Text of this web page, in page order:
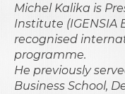
Michel Kalika is
Institute (IGENSIA
recognised
programme.
He previously
Business School,